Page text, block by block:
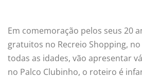
Em comemoração pelos seus 20
gratuitos no Recreio Shopping,
todas as idades, vão apresentar
no Palco Clubinho, o roteiro é